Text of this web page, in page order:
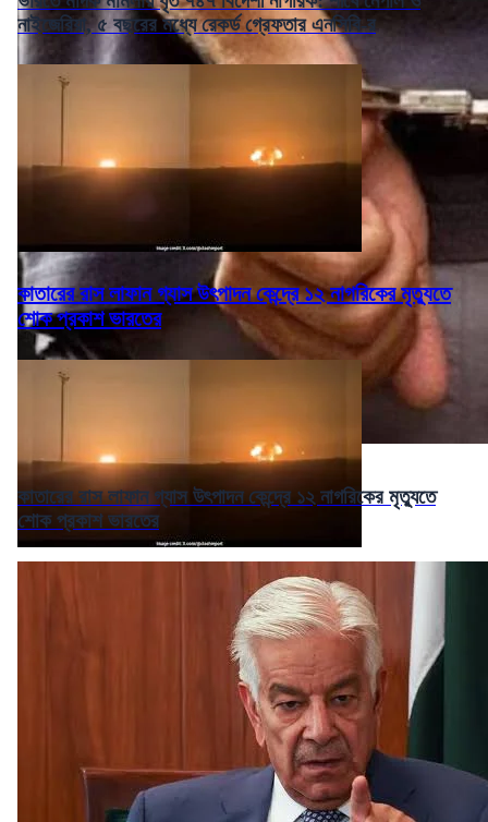
নাইজেরিয়া, ৫ বছরের মধ্যে রেকর্ড গ্রেফতার এনসিবি-র
কাতারের রাস লাফান গ্যাস উৎপাদন কেন্দ্রে ১২ নাগরিকের মৃত্যুতে
শোক প্রকাশ ভারতের
কাতারের রাস লাফান গ্যাস উৎপাদন কেন্দ্রে ১২ নাগরিকের মৃত্যুতে
শোক প্রকাশ ভারতের